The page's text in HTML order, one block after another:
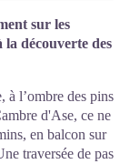
sur les
la découverte des
à l’ombre des pins
d'Ase, ce ne
en balcon sur
traversée de pas